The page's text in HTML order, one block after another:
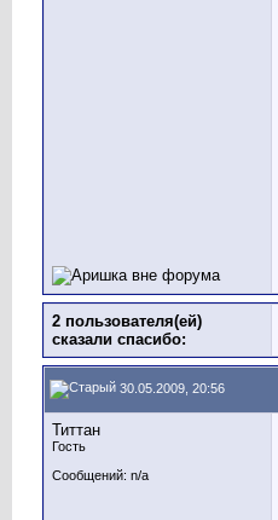
2 пользователя(ей)
сказали cпасибо:
30.05.2009, 20:56
Титтан
Гость
Сообщений: n/a